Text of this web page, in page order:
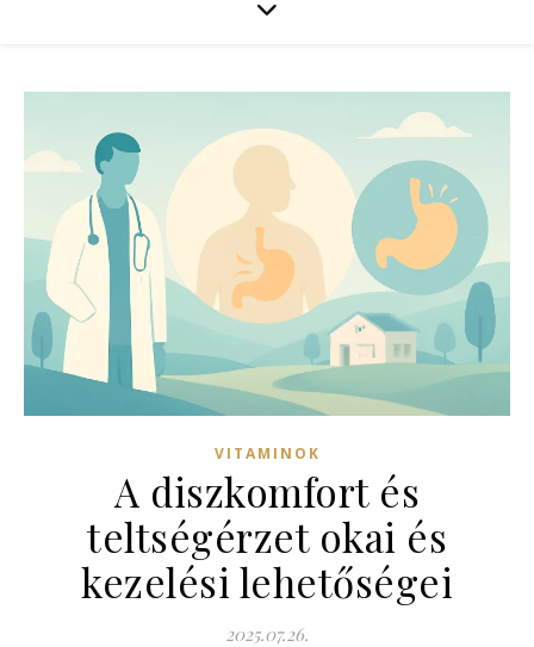
VITAMINOK
A diszkomfort és
teltségérzet okai és
kezelési lehetőségei
2025.07.26.